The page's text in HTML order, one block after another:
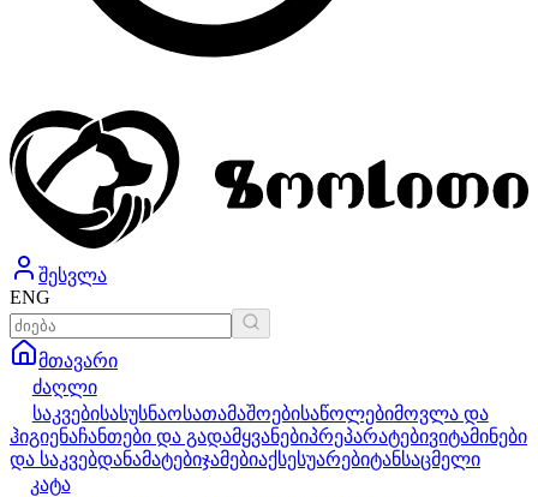
შესვლა
ENG
მთავარი
ძაღლი
საკვებისასუსნაოსათამაშოებისაწოლებიმოვლა და
ჰიგიენაჩანთები და გადამყვანებიპრეპარატებივიტამინები
და საკვებდანამატებიჯამებიაქსესუარებიტანსაცმელი
კატა